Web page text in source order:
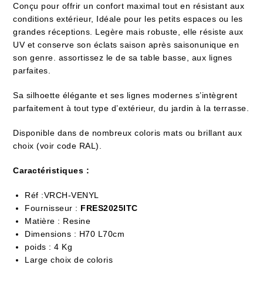
Conçu pour offrir un confort maximal tout en résistant aux
conditions extérieur, Idéale pour les petits espaces ou les
grandes réceptions. Legère mais robuste, elle résiste aux
UV et conserve son éclats saison après saisonunique en
son genre. assortissez le de sa table basse, aux lignes
parfaites.
Sa silhoette élégante et ses lignes modernes s’intègrent
parfaitement à tout type d’extérieur, du jardin à la terrasse.
Disponible dans de nombreux coloris mats ou brillant aux
choix (voir code RAL).
Caractéristiques :
Réf :VRCH-VENYL
Fournisseur : FRES2025ITC
Matière : Resine
Dimensions : H70 L70cm
poids : 4 Kg
Large choix de coloris